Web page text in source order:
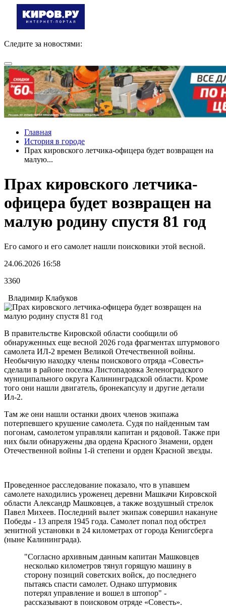
Следите за новостями:
Главная
История в городе
Прах кировского летчика-офицера будет возвращен на
малую...
Прах кировского летчика-
офицера будет возвращен на
малую родину спустя 81 год
Его самого и его самолет нашли поисковики этой весной.
24.06.2026 16:58
3360
Владимир Клабуков
В правительстве Кировской области сообщили об
обнаруженных еще весной 2026 года фрагментах штурмового
самолета ИЛ-2 времен Великой Отечественной войны.
Необычную находку члены поискового отряда «Совесть»
сделали в районе поселка Листопадовка Зеленоградского
муниципального округа Калининградской области. Кроме
того они нашли двигатель, бронекапсулу и другие детали
Ил-2.
Там же они нашли останки двоих членов экипажа
потерпевшего крушение самолета. Судя по найденным там
погонам, самолетом управляли капитан и рядовой. Также при
них были обнаружены два ордена Красного Знамени, орден
Отечественной войны 1-й степени и орден Красной звезды.
Проведенное расследование показало, что в упавшем
самолете находились уроженец деревни Машкачи Кировской
области Александр Машковцев, а также воздушный стрелок
Павел Михеев. Последний вылет экипаж совершил накануне
Победы - 13 апреля 1945 года. Самолет попал под обстрел
зенитной установки в 24 километрах от города Кенигсберга
(ныне Калининграда).
"Согласно архивным данным капитан Машковцев
несколько километров тянул горящую машину в
сторону позиций советских войск, до последнего
пытаясь спасти самолет. Однако штурмовик
потерял управление и вошел в штопор" -
рассказывают в поисковом отряде «Совесть».